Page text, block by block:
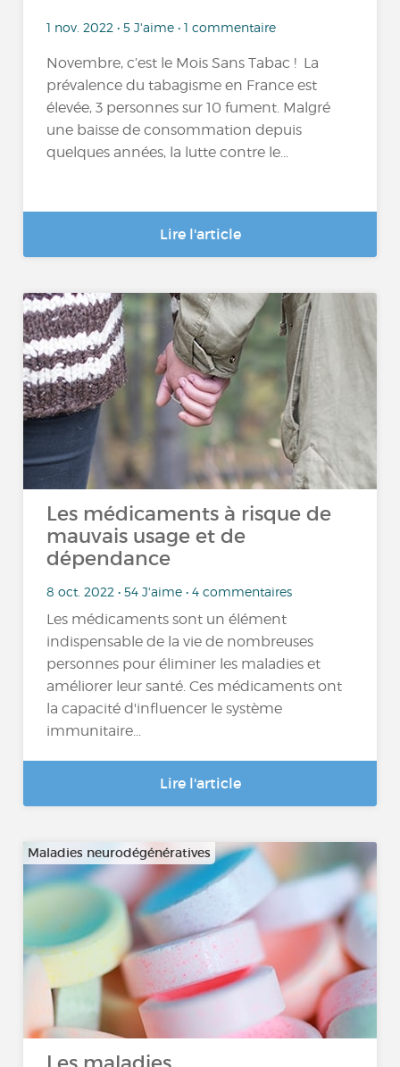
1 nov. 2022 • 5 J'aime • 1 commentaire
Novembre, c’est le Mois Sans Tabac ! La
prévalence du tabagisme en France est
élevée, 3 personnes sur 10 fument. Malgré
une baisse de consommation depuis
quelques années, la lutte contre le...
Lire l'article
Les médicaments à risque de
mauvais usage et de
dépendance
8 oct. 2022 • 54 J'aime • 4 commentaires
Les médicaments sont un élément
indispensable de la vie de nombreuses
personnes pour éliminer les maladies et
améliorer leur santé. Ces médicaments ont
la capacité d'influencer le système
immunitaire...
Lire l'article
Maladies neurodégénératives